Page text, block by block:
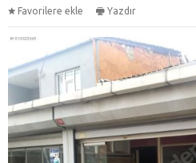
Favorilere ekle Yazdır